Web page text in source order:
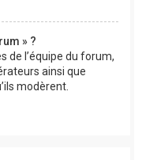
» ?
de l’équipe du forum,
ainsi que
modèrent.